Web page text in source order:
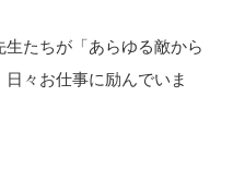
たちが「あらゆる敵から
々お仕事に励んでいま